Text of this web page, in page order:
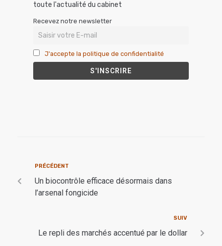
toute l'actualité du cabinet
Recevez notre newsletter
J'accepte la politique de confidentialité
PRÉCÉDENT
Un biocontrôle efficace désormais dans
l’arsenal fongicide
SUIV
Le repli des marchés accentué par le dollar